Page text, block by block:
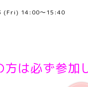
(Fri) 14:00～15:40
は必ず参加